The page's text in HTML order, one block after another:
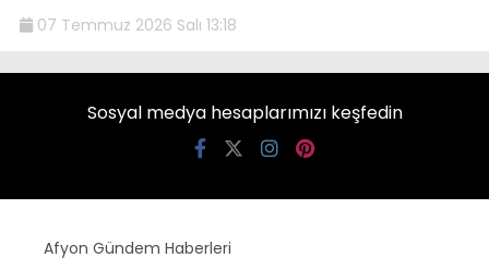
07 Temmuz 2026 Salı 13:18
Sosyal medya hesaplarımızı keşfedin
Afyon Gündem Haberleri